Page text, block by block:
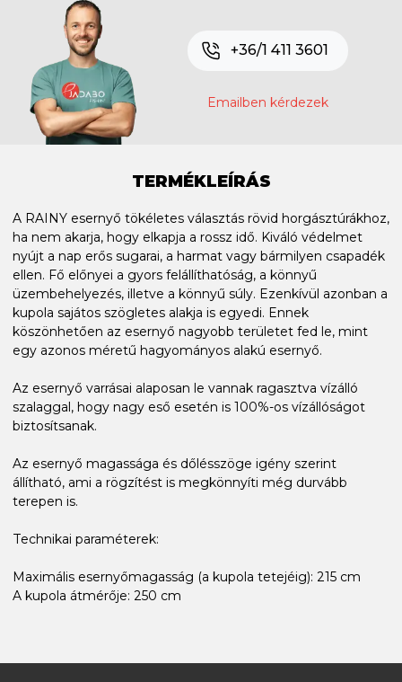
+36/1 411 3601
Emailben kérdezek
TERMÉKLEÍRÁS
A RAINY esernyő tökéletes választás rövid horgásztúrákhoz,
ha nem akarja, hogy elkapja a rossz idő. Kiváló védelmet
nyújt a nap erős sugarai, a harmat vagy bármilyen csapadék
ellen. Fő előnyei a gyors felállíthatóság, a könnyű
üzembehelyezés, illetve a könnyű súly. Ezenkívül azonban a
kupola sajátos szögletes alakja is egyedi. Ennek
köszönhetően az esernyő nagyobb területet fed le, mint
egy azonos méretű hagyományos alakú esernyő.
Az esernyő varrásai alaposan le vannak ragasztva vízálló
szalaggal, hogy nagy eső esetén is 100%-os vízállóságot
biztosítsanak.
Az esernyő magassága és dőlésszöge igény szerint
állítható, ami a rögzítést is megkönnyíti még durvább
terepen is.
Technikai paraméterek:
Maximális esernyőmagasság (a kupola tetejéig): 215 cm
A kupola átmérője: 250 cm